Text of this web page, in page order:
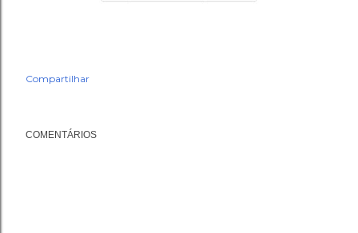
Compartilhar
COMENTÁRIOS